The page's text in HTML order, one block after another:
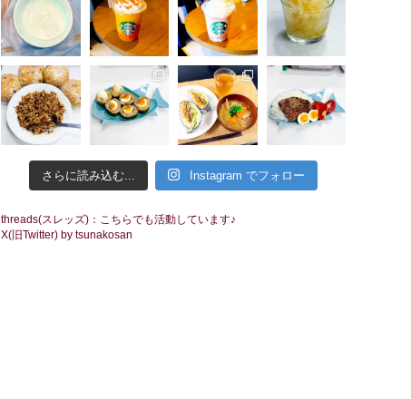
さらに読み込む... Instagram でフォロー
threads(スレッズ)：こちらでも活動しています♪
X(旧Twitter) by tsunakosan